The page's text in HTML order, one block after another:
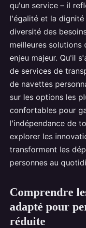
Nino•26 février 2022•
qu'un service – il
l'égalité et la dignité
diversité des
meilleures
enjeu majeur. Qu'il
de services de
de navettes
sur les options les
confortables pour
l'indépendance de
explorer les
transforment les
personnes au
Comprendre
adapté pour
réduite